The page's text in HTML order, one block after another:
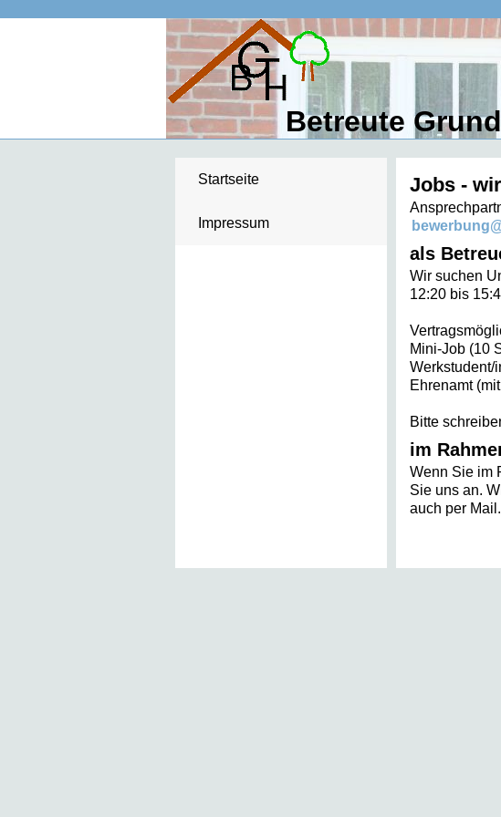
Betreute
Startseite
Impressum
Jobs -
als
Wir suchen
12:20 bis
Mini-Job (10
Werkstudent/
Ehrenamt
Bitte
im
Wenn Sie im
Sie uns an.
auch per Mail.